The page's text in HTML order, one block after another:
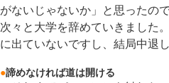
がないじゃないか」と思ったの
次々と大学を辞めていきました
に出ていないですし、結局中退
●諦めなければ道は開ける